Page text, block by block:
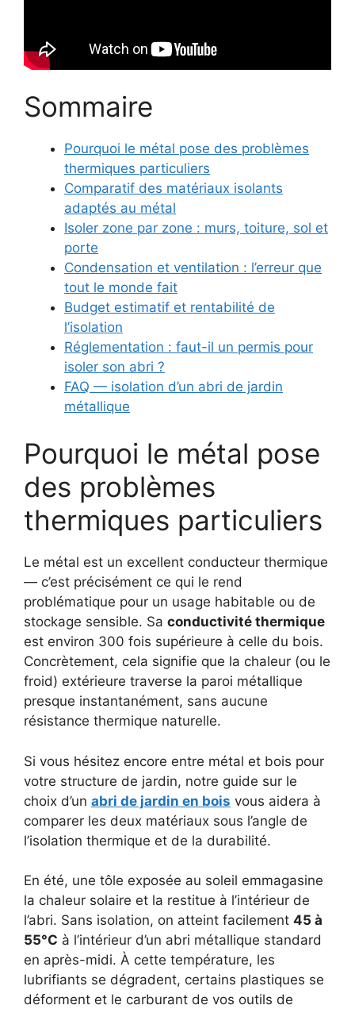
Sommaire
Pourquoi le métal pose des problèmes
thermiques particuliers
Comparatif des matériaux isolants
adaptés au métal
Isoler zone par zone : murs, toiture, sol et
porte
Condensation et ventilation : l’erreur que
tout le monde fait
Budget estimatif et rentabilité de
l’isolation
Réglementation : faut-il un permis pour
isoler son abri ?
FAQ — isolation d’un abri de jardin
métallique
Pourquoi le métal pose
des problèmes
thermiques particuliers
Le métal est un excellent conducteur thermique
— c’est précisément ce qui le rend
problématique pour un usage habitable ou de
stockage sensible. Sa conductivité thermique
est environ 300 fois supérieure à celle du bois.
Concrètement, cela signifie que la chaleur (ou le
froid) extérieure traverse la paroi métallique
presque instantanément, sans aucune
résistance thermique naturelle.
Si vous hésitez encore entre métal et bois pour
votre structure de jardin, notre guide sur le
choix d’un abri de jardin en bois vous aidera à
comparer les deux matériaux sous l’angle de
l’isolation thermique et de la durabilité.
En été, une tôle exposée au soleil emmagasine
la chaleur solaire et la restitue à l’intérieur de
l’abri. Sans isolation, on atteint facilement 45 à
55°C à l’intérieur d’un abri métallique standard
en après-midi. À cette température, les
lubrifiants se dégradent, certains plastiques se
déforment et le carburant de vos outils de